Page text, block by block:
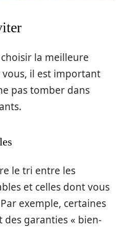
la meilleure
il est important
pas tomber dans
le tri entre les
et celles dont vous
exemple, certaines
garanties « bien-